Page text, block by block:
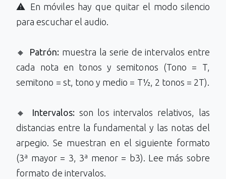
⚠️ En móviles hay que quitar el modo silencio
para escuchar el audio.
🔸 Patrón:muestra la serie de intervalos entre
cada nota en tonos y semitonos (Tono = T,
semitono = st, tono y medio = T½, 2 tonos = 2T).
🔸 Intervalos: son los intervalos relativos, las
distancias entre la fundamental y las notas del
arpegio. Se muestran en el siguiente formato
(3ª mayor = 3, 3ª menor = b3). Lee más sobre
formato de intervalos.